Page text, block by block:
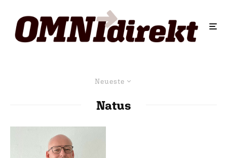
Neueste
Natus